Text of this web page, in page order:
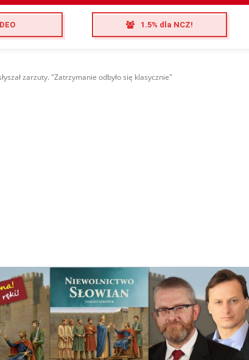
1.5% dla NCZ!
zarzuty. "Zatrzymanie odbyło się klasycznie"